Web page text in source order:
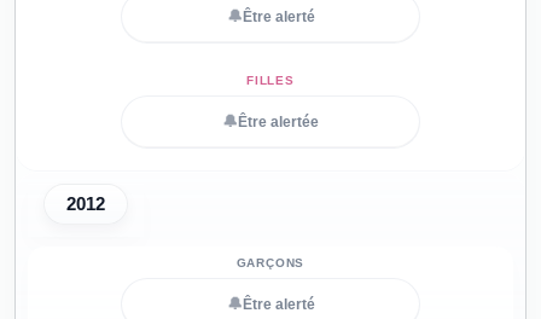
🔔 Être alerté
🔔 Être alertée
2012
🔔 Être alerté